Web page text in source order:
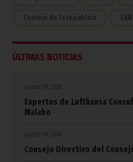
Consejo de la república
ÚLTIMAS NOTICIAS
agosto 09, 2026
Expertos de Lufthansa
Malabo
Consejo Directivo del